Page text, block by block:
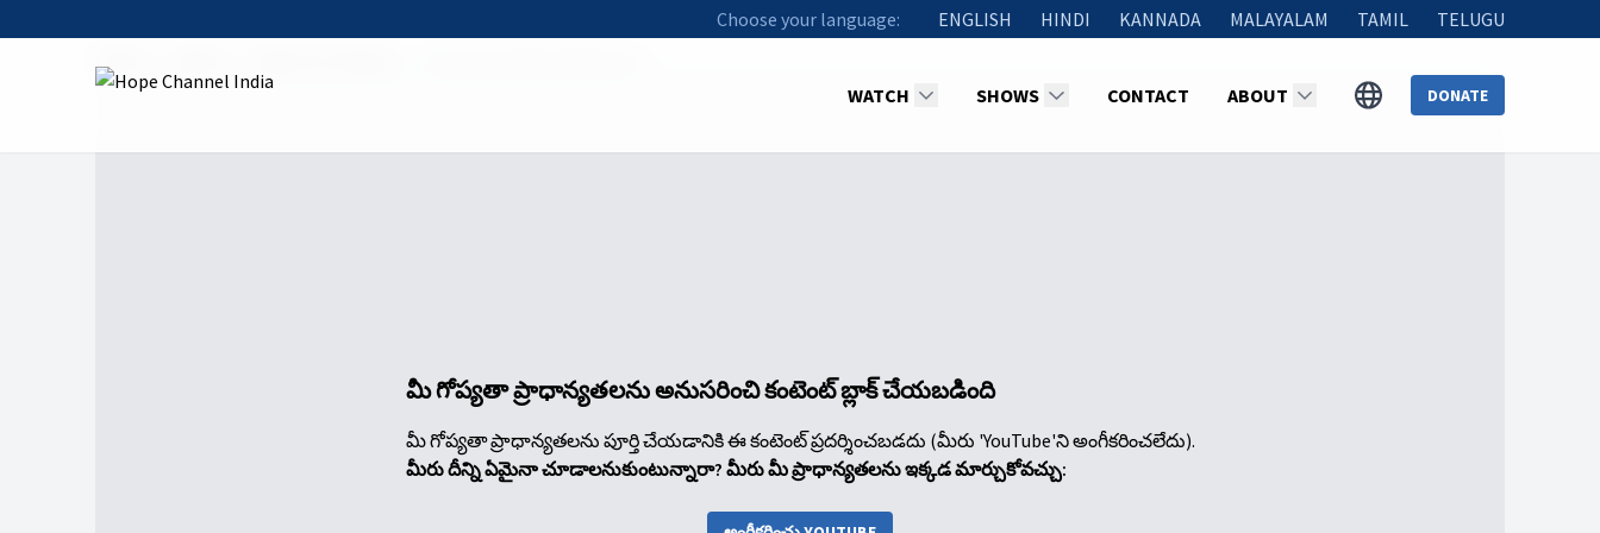
Choose your language: ENGLISH HINDI KANNADA MALAYALAM TAMIL TELUGU
WATCH SHOWS CONTACT ABOUT DONATE
మీ గోప్యతా ప్రాధాన్యతలను అనుసరించి కంటెంట్ బ్లాక్ చేయబడింది
మీ గోప్యతా ప్రాధాన్యతలను పూర్తి చేయడానికి ఈ కంటెంట్ ప్రదర్శించబడదు (మీరు 'YouTube'ని అంగీకరించలేదు).
మీరు దీన్ని ఏమైనా చూడాలనుకుంటున్నారా? మీరు మీ ప్రాధాన్యతలను ఇక్కడ మార్చుకోవచ్చు: